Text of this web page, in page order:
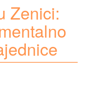
Zenici: